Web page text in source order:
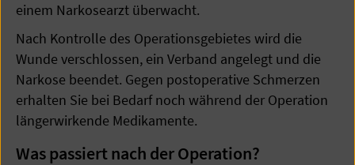
einem Narkosearzt überwacht.
Nach Kontrolle des Operationsgebietes wird die
Wunde verschlossen, ein Verband angelegt und die
Narkose beendet. Gegen postoperative Schmerzen
erhalten Sie bei Bedarf noch während der Operation
längerwirkende Medikamente.
Was passiert nach der Operation?